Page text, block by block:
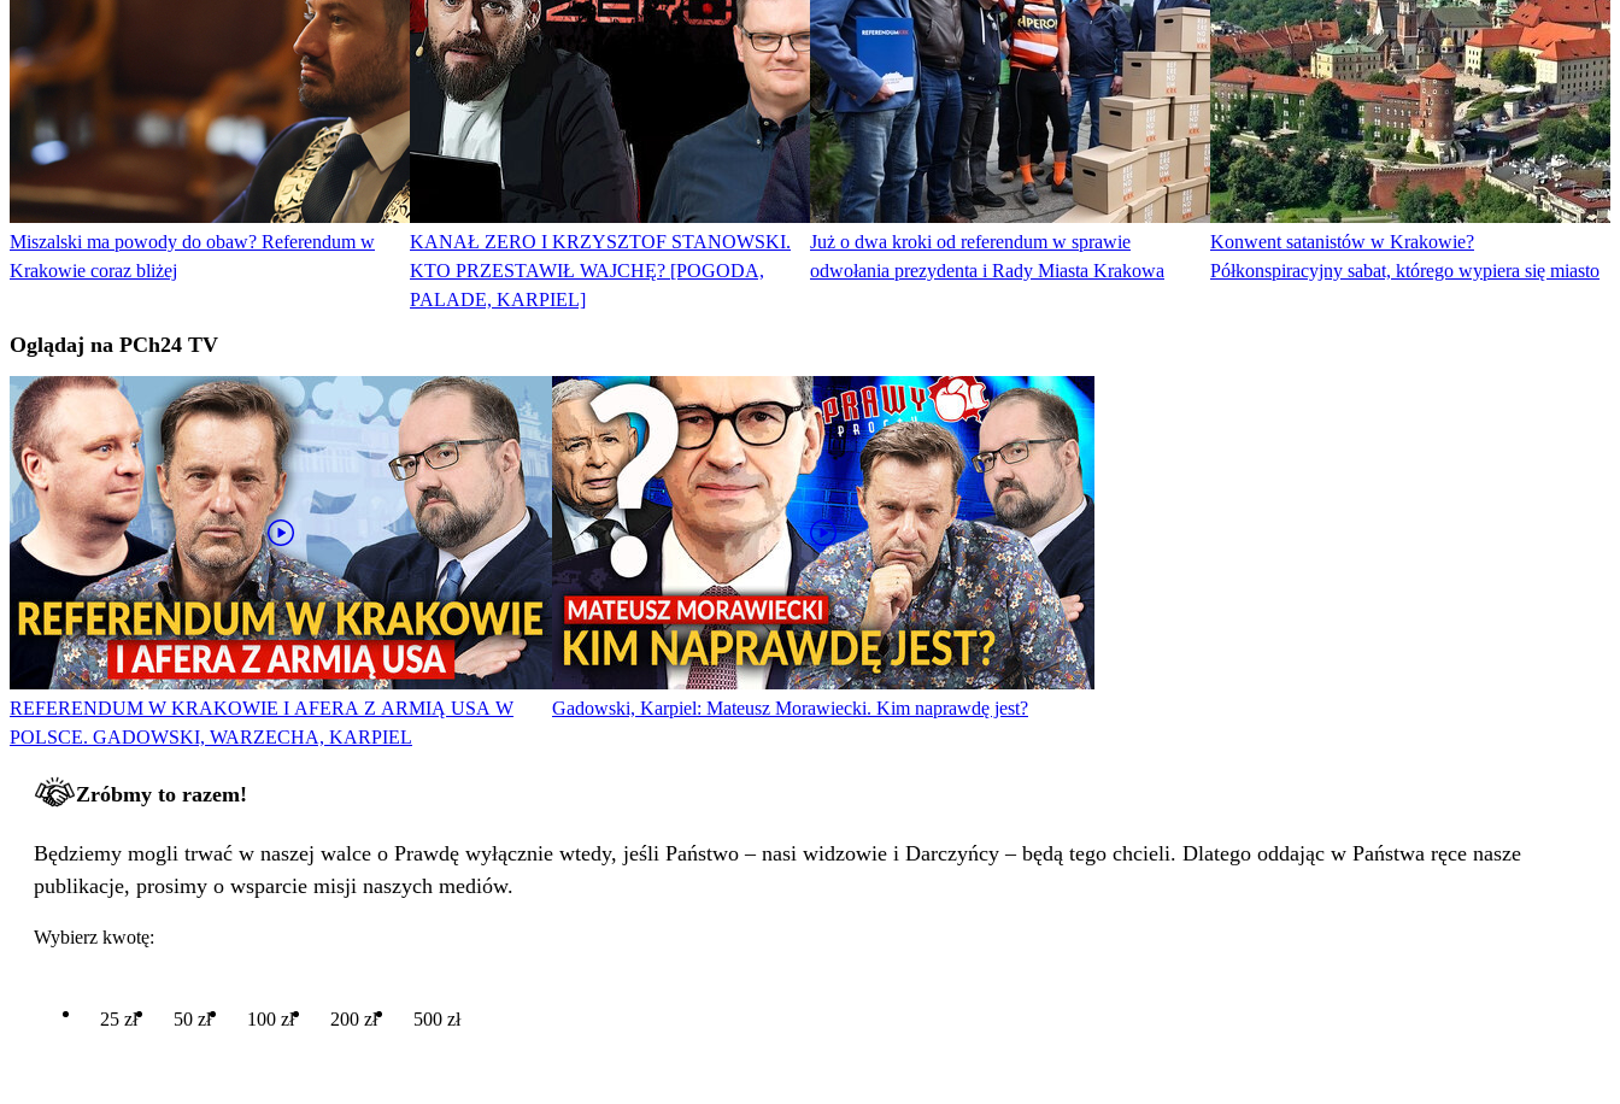
Miszalski ma powody do obaw? Referendum w
Krakowie coraz bliżej
KANAŁ ZERO I KRZYSZTOF STANOWSKI.
KTO PRZESTAWIŁ WAJCHĘ? [POGODA,
PALADE, KARPIEL]
Już o dwa kroki od referendum w sprawie
odwołania prezydenta i Rady Miasta Krakowa
Konwent satanistów w Krakowie?
Półkonspiracyjny sabat, którego wypiera się miasto
Oglądaj na PCh24 TV
REFERENDUM W KRAKOWIE I AFERA Z ARMIĄ USA W
POLSCE. GADOWSKI, WARZECHA, KARPIEL
Gadowski, Karpiel: Mateusz Morawiecki. Kim naprawdę jest?
Zróbmy to razem!
Będziemy mogli trwać w naszej walce o Prawdę wyłącznie wtedy, jeśli Państwo – nasi widzowie i Darczyńcy – będą tego chcieli. Dlatego oddając w Państwa ręce nasze
publikacje, prosimy o wsparcie misji naszych mediów.
Wybierz kwotę:
25 zł 50 zł 100 zł 200 zł 500 zł